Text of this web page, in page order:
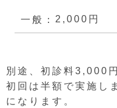
2,000円
別途、初診料3,000
初回は半額で実施し
になります。